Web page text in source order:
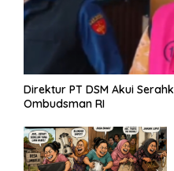
Direktur PT DSM Akui
Ombudsman RI